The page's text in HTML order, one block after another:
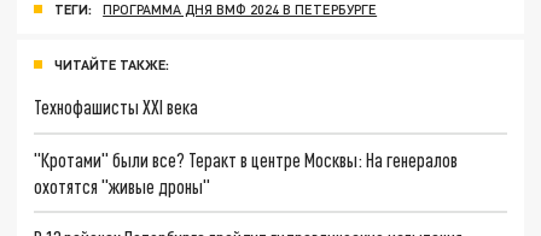
ТЕГИ: ПРОГРАММА ДНЯ ВМФ 2024 В ПЕТЕРБУРГЕ
ЧИТАЙТЕ ТАКЖЕ:
Технофашисты XXI века
"Кротами" были все? Теракт в центре Москвы: На генералов
охотятся "живые дроны"